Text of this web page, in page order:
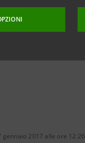
2017 alle ore 12:26